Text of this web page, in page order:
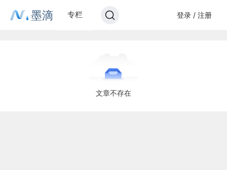
墨滴 专栏 登录 / 注册
文章不存在